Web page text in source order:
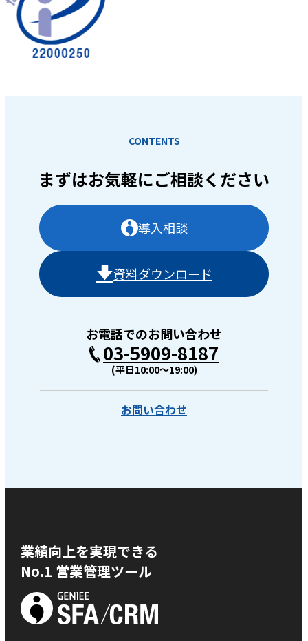
CONTENTS
まずはお気軽にご相談ください
導入相談
資料ダウンロード
お電話でのお問い合わせ
03-5909-8187
(平日10:00〜19:00)
お問い合わせ
業績向上を実現できる
No.1 営業管理ツール